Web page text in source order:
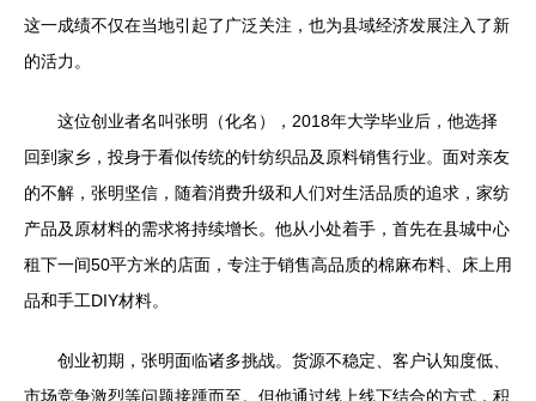
这一成绩不仅在当地引起了广泛关注，也为县域经济发展注入了新
的活力。
这位创业者名叫张明（化名），2018年大学毕业后，他选择
回到家乡，投身于看似传统的针纺织品及原料销售行业。面对亲友
的不解，张明坚信，随着消费升级和人们对生活品质的追求，家纺
产品及原材料的需求将持续增长。他从小处着手，首先在县城中心
租下一间50平方米的店面，专注于销售高品质的棉麻布料、床上用
品和手工DIY材料。
创业初期，张明面临诸多挑战。货源不稳定、客户认知度低、
市场竞争激烈等问题接踵而至。但他通过线上线下结合的方式，积